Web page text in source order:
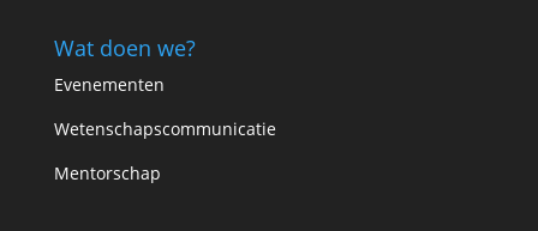
Wat doen we?
Evenementen
Wetenschapscommunicatie
Mentorschap